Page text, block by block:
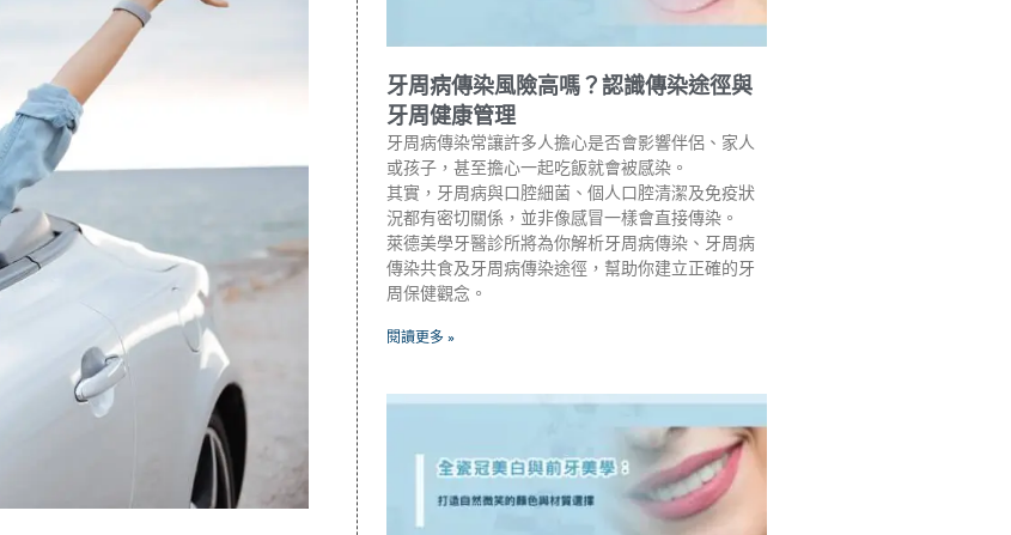
牙周病傳染風險高嗎？認識傳染途徑與
牙周健康管理
牙周病傳染常讓許多人擔心是否會影響伴侶、家人
或孩子，甚至擔心一起吃飯就會被感染。
其實，牙周病與口腔細菌、個人口腔清潔及免疫狀
況都有密切關係，並非像感冒一樣會直接傳染。
萊德美學牙醫診所將為你解析牙周病傳染、牙周病
傳染共食及牙周病傳染途徑，幫助你建立正確的牙
周保健觀念。
閱讀更多 »